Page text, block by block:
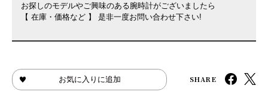
お探しのモデルやご興味のある腕時計がございましたら
【 在庫・価格など 】 是非一度お問い合わせ下さい!
お気に入りに追加 SHARE